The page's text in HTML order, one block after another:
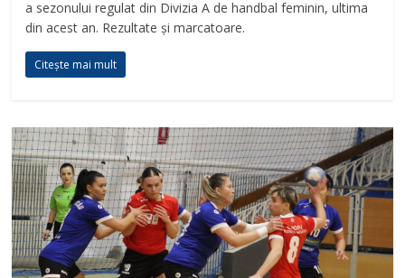
a sezonului regulat din Divizia A de handbal feminin, ultima
din acest an. Rezultate și marcatoare.
Citește mai mult